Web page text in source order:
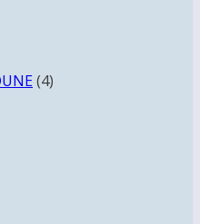
4